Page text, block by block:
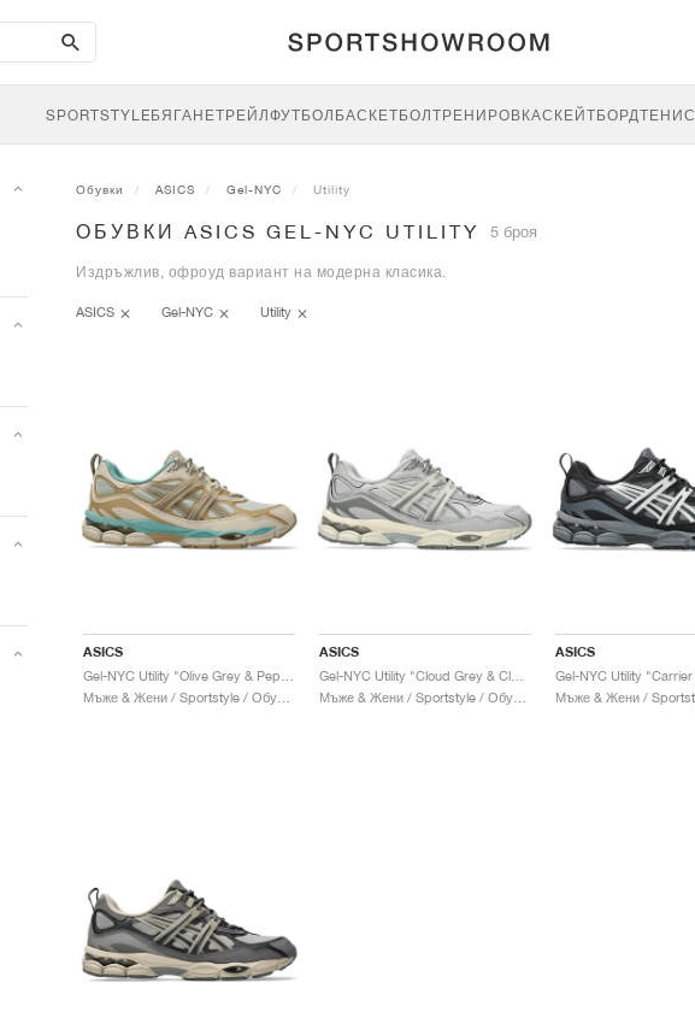
search-
btn
SPORTSTYLEБЯГАНЕТРЕЙЛФУТБОЛ БАСКЕТБОЛТРЕНИРОВКАСКЕЙТБОРДТЕНИС
Обувки ASICS Gel-NYC Utility
ОБУВКИ ASICS GEL-NYC UTILITY 5 броя
Издръжлив, офроуд вариант на модерна класика.
ASICS Gel-NYC Utility
ASICS ASICS
Gel-NYC Utility "Cloud Grey & Clay Grey"
Мъже & Жени / Sportstyle / Обувки
ASICS